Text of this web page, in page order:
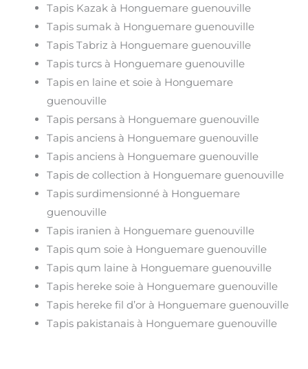
Tapis Kazak à Honguemare guenouville
Tapis sumak à Honguemare guenouville
Tapis Tabriz à Honguemare guenouville
Tapis turcs à Honguemare guenouville
Tapis en laine et soie à Honguemare
guenouville
Tapis persans à Honguemare guenouville
Tapis anciens à Honguemare guenouville
Tapis anciens à Honguemare guenouville
Tapis de collection à Honguemare guenouville
Tapis surdimensionné à Honguemare
guenouville
Tapis iranien à Honguemare guenouville
Tapis qum soie à Honguemare guenouville
Tapis qum laine à Honguemare guenouville
Tapis hereke soie à Honguemare guenouville
Tapis hereke fil d’or à Honguemare guenouville
Tapis pakistanais à Honguemare guenouville